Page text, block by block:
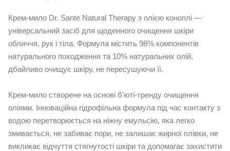
Крем-мило Dr. Sante Natural Therapy з олією коноплі —
універсальний засіб для щоденного очищення шкіри
обличчя, рук і тіла. Формула містить 98% компонентів
натурального походження та 10% натуральних олій,
дбайливо очищує шкіру, не пересушуючи її.
Крем-мило створене на основі б'юті-тренду очищення
оліями. Інноваційна гідрофільна формула під час контакту з
водою перетворюється на ніжну емульсію, яка легко
змивається, не забиває пори, не залишає жирної плівки, не
викликає відчуття стягнутості шкіри та допомагає захистити